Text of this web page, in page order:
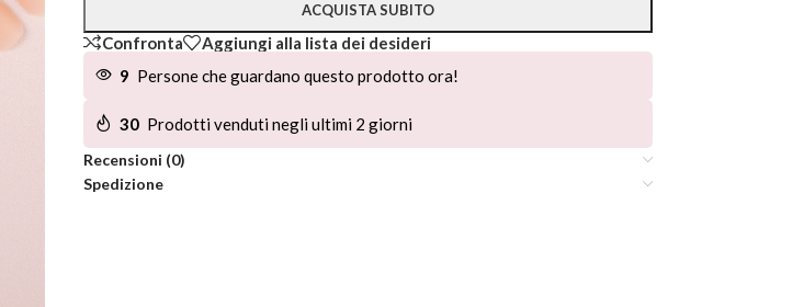
ACQUISTA SUBITO
Confronta
Aggiungi alla lista dei desideri
9 Persone che guardano questo prodotto ora!
30 Prodotti venduti negli ultimi 2 giorni
Recensioni (0)
Spedizione